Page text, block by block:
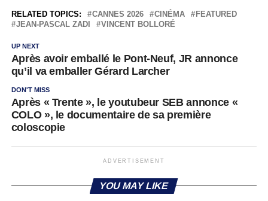
RELATED TOPICS: CANNES 2026 CINÉMA
FEATURED
JEAN-PASCAL ZADI
VINCENT BOLLORÉ
UP NEXT
Après avoir emballé le Pont-Neuf, JR annonce
qu’il va emballer Gérard Larcher
DON'T MISS
Après « Trente », le youtubeur SEB annonce «
COLO », le documentaire de sa première
coloscopie
ADVERTISEMENT
YOU MAY LIKE